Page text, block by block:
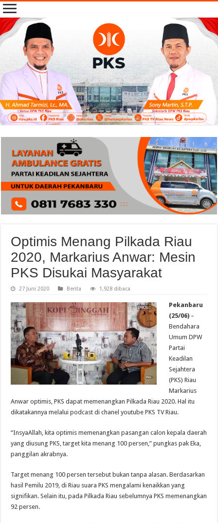
Optimis Menang Pilkada Riau
2020, Markarius Anwar: Mesin
PKS Disukai Masyarakat
27 Juni 2020 Berita 1,928 dibaca
Pekanbaru
(25/06) –
Bendahara
Umum DPW
Partai
Keadilan
Sejahtera
(PKS) Riau
Markarius
Anwar optimis, PKS dapat memenangkan Pilkada Riau 2020. Hal itu
dikatakannya melalui podcast di chanel youtube PKS TV Riau.
“InsyaAllah, kita optimis memenangkan pasangan calon kepala daerah
yang diusung PKS, target kita menang 100 persen,” pungkas pak Eka,
panggilan akrabnya.
Target menang 100 persen tersebut bukan tanpa alasan. Berdasarkan
hasil Pemilu 2019, di Riau suara PKS mengalami kenaikkan yang
signifikan. Selain itu, pada Pilkada Riau sebelumnya PKS memenangkan
92 persen.